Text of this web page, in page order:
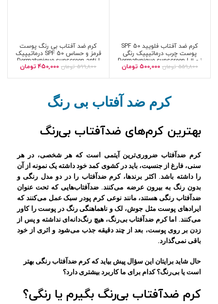
کرم ضد آفتاب فلویید SPF 50
پوست چرب درماتیپیک رنگی
نچرال| Dermatypique sunscreen
tinted fluid SPF 50559,800 تومان 500,000 تومان
کرم ضد آفتاب بی رنگ پوست
قرمز و حساس SPF 50 درماتیپیک
| Dermatypique sunscreen anti
redness cream599,800 تومان 450,000 تومان
کرم ضد آفتاب بی رنگ
بهترین کرم‌های ضدآفتاب بی‌رنگ
کرم ضدآفتاب ضروری‌ترین آیتمی است که هر شخصی، در هر
سنی، فارغ از جنسیت، باید در کشوی کمد خود داشته یک نمونه از آن
را داشته باشد. اکثر برندها، کرم ضدآفتاب را در دو مدل رنگی و
بدون رنگ به بیرون عرضه می‌کنند. ضدآفتاب‌هایی که تحت عنوان
ضدآفتاب رنگی هستند، مانند نوعی کرم پودر سبک عمل می‌کنند که
ایرادهای پوست مثل جوش، لک و ناهماهنگی رنگ در پوست را کاور
می‌کنند. اما کرم ضدآفتاب بی‌رنگ، هیچ رنگ‌دانه‌ای نداشته و پس از
زدن بر روی پوست، بعد از چند دقیقه جذب می‌شود و اثری از خود
باقی نمی‌گذارد.
حال شاید برایتان این سؤال پیش بیاید که کرم ضدآفتاب رنگی بهتر
است یا بی‌رنگ؟ کدام برای ما کاربرد بیشتری دارد؟
کرم ضدآفتاب بی‌رنگ بگیرم یا رنگی؟